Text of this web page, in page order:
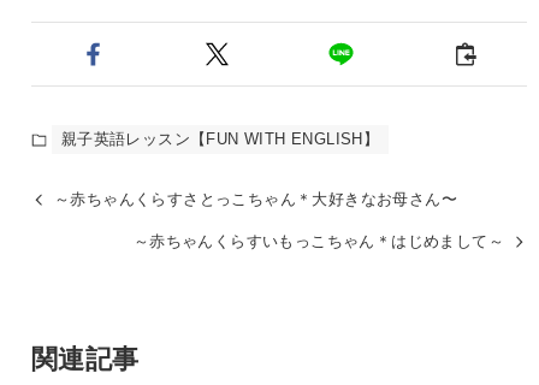
親子英語レッスン【FUN WITH ENGLISH】
～赤ちゃんくらすさとっこちゃん＊大好きなお母さん〜
～赤ちゃんくらすいもっこちゃん＊はじめまして～
関連記事